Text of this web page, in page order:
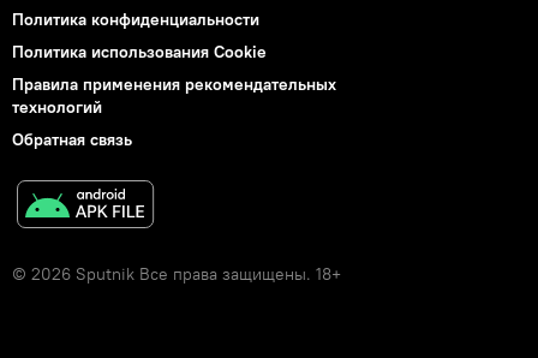
Политика конфиденциальности
Политика использования Cookie
Правила применения рекомендательных
технологий
Обратная связь
© 2026 Sputnik Все права защищены. 18+